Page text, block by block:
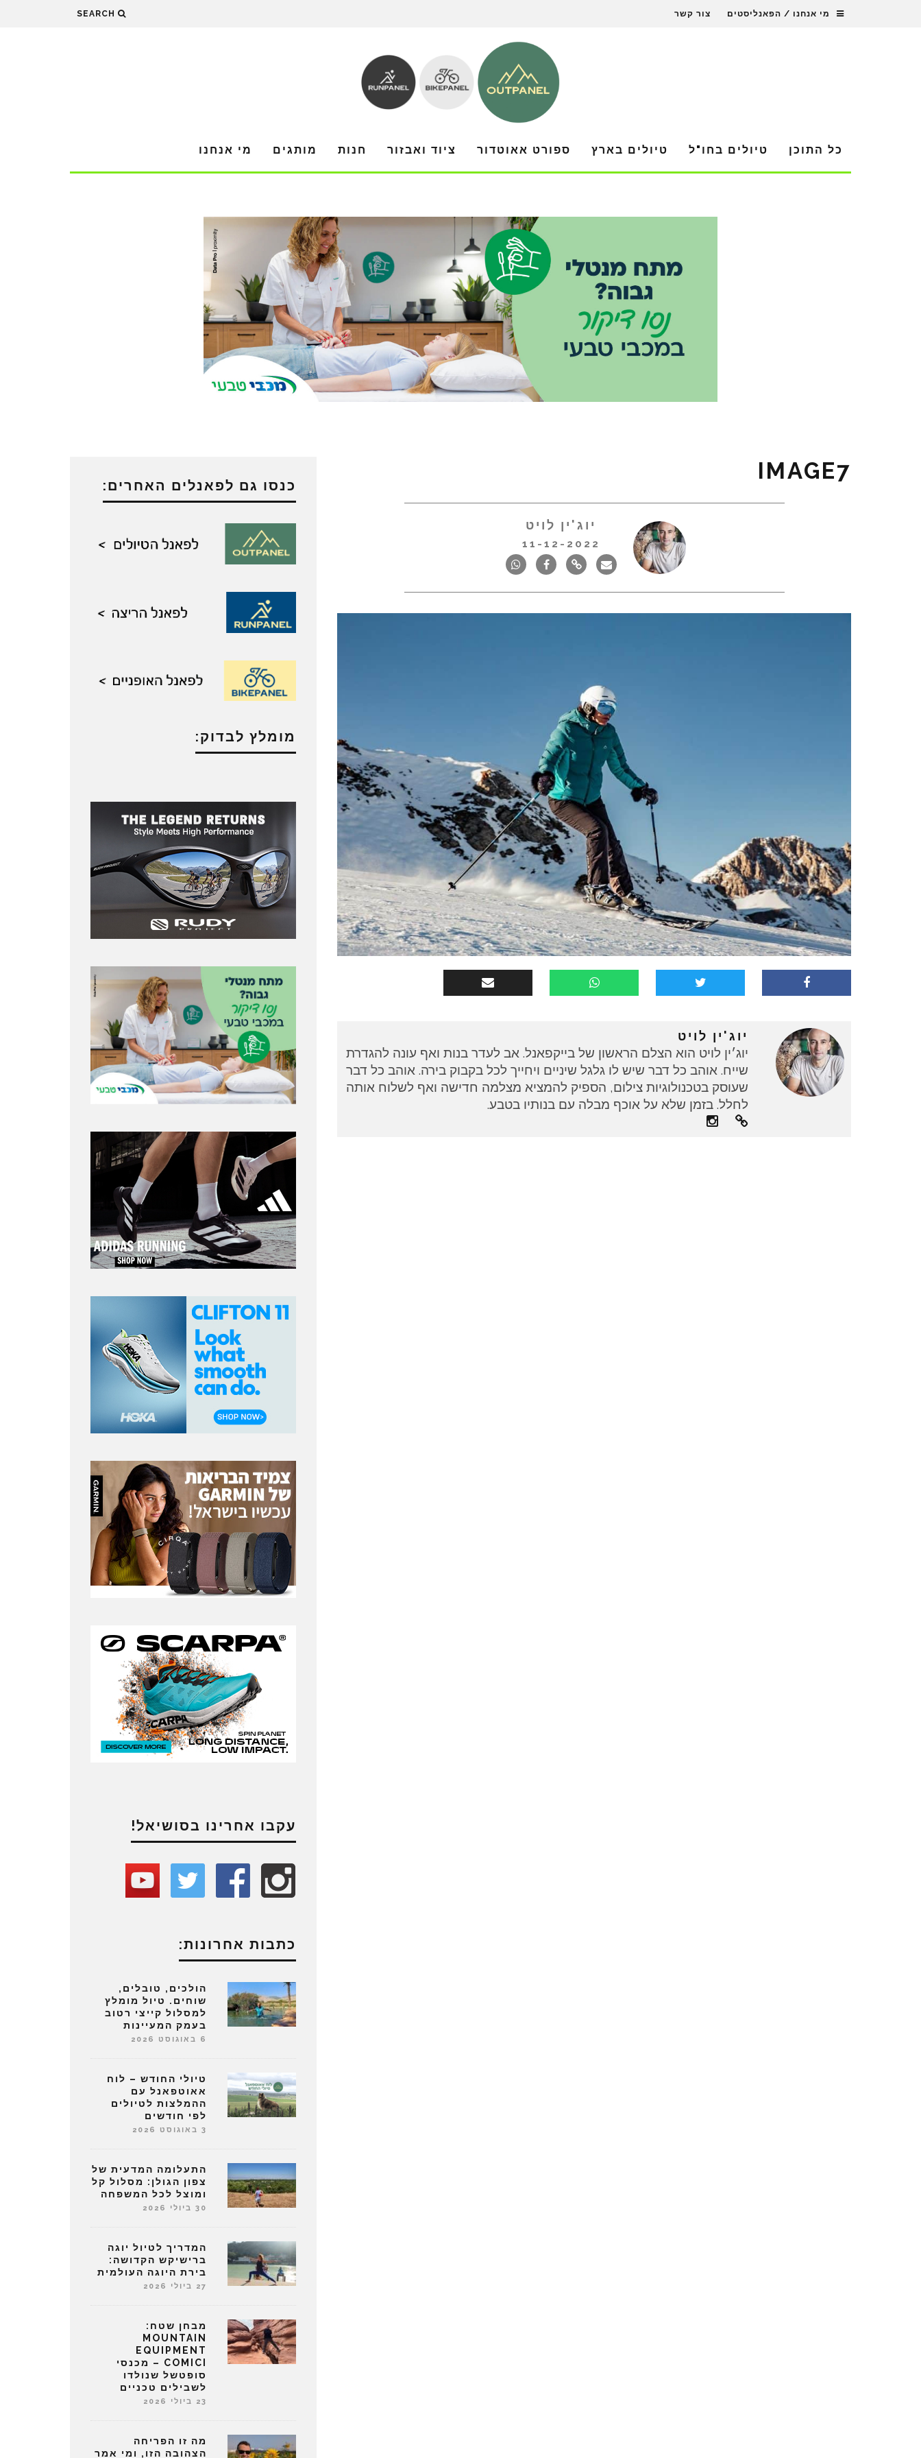
מי אנחנו / הפאנליסטים צור קשר SEARCH
כל התוכן טיולים בחו"ל טיולים בארץ ספורט אאוטדור ציוד ואבזור חנות מותגים מי אנחנו
IMAGE7
יוג'ין לויט
11-12-2022
יוג'ין לויט
יוג׳ין לויט הוא הצלם הראשון של בייקפאנל. אב לעדר בנות ואף עונה להגדרת
שייח. אוהב כל דבר שיש לו גלגל שיניים ויחייך לכל בקבוק בירה. אוהב כל דבר
שעוסק בטכנולוגיות צילום, הספיק להמציא מצלמה חדישה ואף לשלוח אותה
לחלל. בזמן שלא על אוכף מבלה עם בנותיו בטבע.
כנסו גם לפאנלים האחרים:
מומלץ לבדוק:
עקבו אחרינו בסושיאל!
כתבות אחרונות:
הולכים, טובלים,
שוחים. טיול מומלץ
למסלול קייצי רטוב
בעמק המעיינות
6 באוגוסט 2026
טיולי החודש – לוח
אאוטפאנל עם
ההמלצות לטיולים
לפי חודשים
3 באוגוסט 2026
התעלומה המדעית של
צפון הגולן: מסלול קל
ומוצל לכל המשפחה
30 ביולי 2026
המדריך לטיול יוגה
ברישיקש הקדושה:
בירת היוגה העולמית
27 ביולי 2026
מבחן שטח:
MOUNTAIN
EQUIPMENT
COMICI – מכנסי
סופטשל שנולדו
לשבילים טכניים
23 ביולי 2026
מה זו הפריחה
הצהובה הזו, ומי אמר